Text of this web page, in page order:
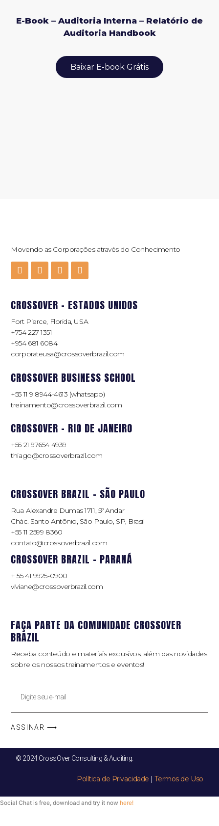
E-Book – Auditoria Interna – Relatório de
Auditoria Handbook
Baixar E-book Grátis
Movendo as Corporações através do Conhecimento
CROSSOVER - ESTADOS UNIDOS
Fort Pierce, Florida, USA
+754 227 1351
+954 681 6084
corporateusa@crossoverbrazil.com
CROSSOVER BUSINESS SCHOOL
+55 11 9 8944-4613 (whatsapp)
treinamento@crossoverbrazil.com
CROSSOVER - RIO DE JANEIRO
+55 21 97654 4939
thiago@crossoverbrazil.com
CROSSOVER BRAZIL - SÃO PAULO
Rua Alexandre Dumas 1711, 5º Andar
Chác. Santo Antônio, São Paulo, SP, Brasil
+55 11 2599 8360
contato@crossoverbrazil.com
CROSSOVER BRAZIL - PARANÁ
+ 55 41 9925-0900
viviane@crossoverbrazil.com
FAÇA PARTE DA COMUNIDADE CROSSOVER
BRAZIL
Receba conteúdo e materiais exclusivos, além das novidades
sobre os nossos treinamentos e eventos!
ASSINAR ⟶
© 2024 CrossOver Consulting & Auditing.
Política de Privacidade |Termos de Uso
Social Chat is free, download and try it now here!